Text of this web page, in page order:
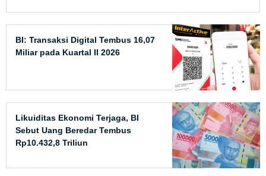
BI: Transaksi Digital Tembus 16,07
Miliar pada Kuartal II 2026
Likuiditas Ekonomi Terjaga, BI
Sebut Uang Beredar Tembus
Rp10.432,8 Triliun